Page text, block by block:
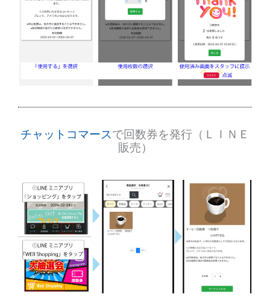
チャットコマースで回数券を発行（ＬＩＮＥ
販売）